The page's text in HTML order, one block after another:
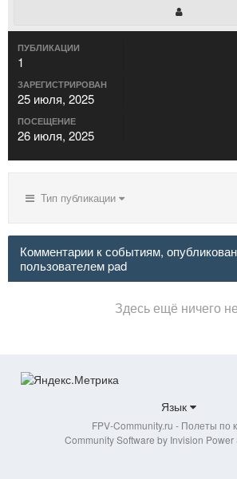
ПУБЛИКАЦИИ
1
ЗАРЕГИСТРИРОВАН
25 июля, 2025
ПОСЕЩЕНИЕ
26 июля, 2025
Тип публикации
Комментарии к событиям,
пользователем pad
Здесь ещё ничего
Язык
FPV-Community.ru - Полеты по
Community Software by Invision Power